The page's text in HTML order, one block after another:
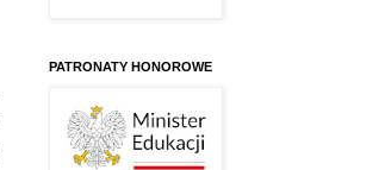
PATRONATY HONOROWE